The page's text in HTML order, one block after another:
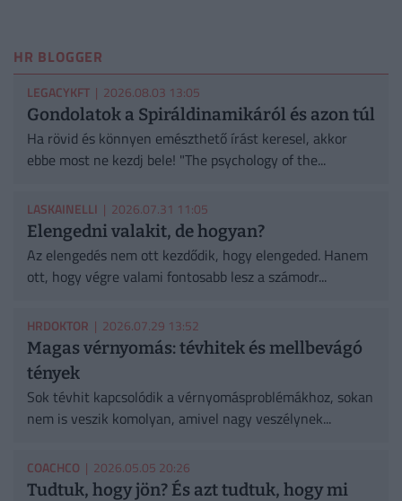
HR BLOGGER
LEGACYKFT | 2026.08.03 13:05
Gondolatok a Spiráldinamikáról és azon túl
Ha rövid és könnyen emészthető írást keresel, akkor
ebbe most ne kezdj bele! "The psychology of the...
LASKAINELLI | 2026.07.31 11:05
Elengedni valakit, de hogyan?
Az elengedés nem ott kezdődik, hogy elengeded. Hanem
ott, hogy végre valami fontosabb lesz a számodr...
HRDOKTOR | 2026.07.29 13:52
Magas vérnyomás: tévhitek és mellbevágó
tények
Sok tévhit kapcsolódik a vérnyomásproblémákhoz, sokan
nem is veszik komolyan, amivel nagy veszélynek...
COACHCO | 2026.05.05 20:26
Tudtuk, hogy jön? És azt tudtuk, hogy mi